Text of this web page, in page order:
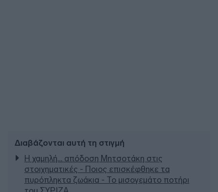
Διαβάζονται αυτή τη στιγμή
Η χαμηλή… απόδοση Μητσοτάκη στις
στοιχηματικές - Ποιος επισκέφθηκε τα
πυρόπληκτα ζωάκια - Το μισογεμάτο ποτήρι